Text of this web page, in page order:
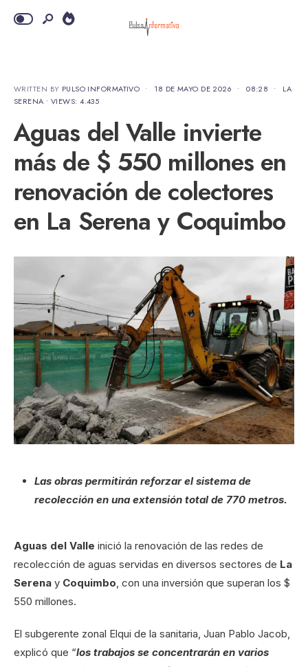
WRITTEN BY PULSO INFORMATIVO • 18 DE MAYO DE 2026 • 08:28 •
LA
SERENA • VIEWS: 4.435
Aguas del Valle invierte
más de $ 550 millones en
renovación de colectores
en La Serena y Coquimbo
Las obras permitirán reforzar el sistema de
recolección en una extensión total de 770 metros.
Aguas del Valle inició la renovación de las redes de
recolección de aguas servidas en diversos sectores de La
Serena y Coquimbo, con una inversión que superan los $
550 millones.
El subgerente zonal Elqui de la sanitaria, Juan Pablo Jacob,
explicó que “los trabajos se concentrarán en varios